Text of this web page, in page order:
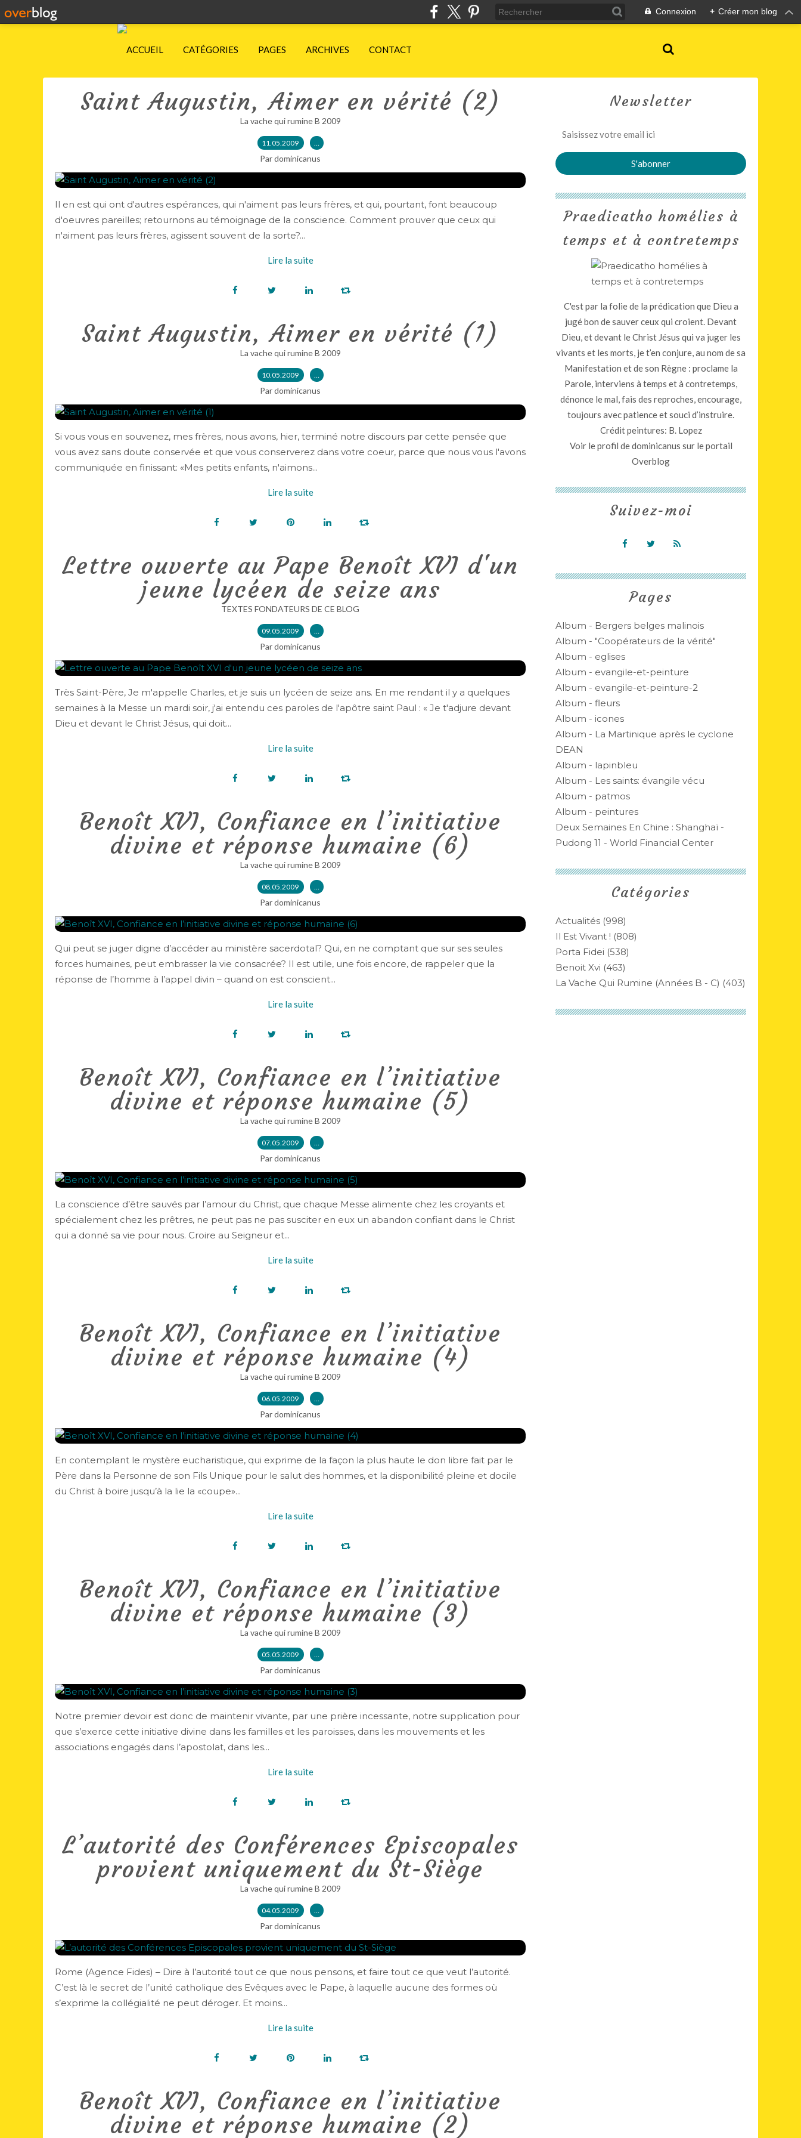
Connexion + Créer mon blog
ACCUEIL CATÉGORIES PAGES ARCHIVES CONTACT
Saint Augustin, Aimer en vérité (2)
La vache qui rumine B 2009
11.05.2009 …
Par dominicanus
Il en est qui ont d'autres espérances, qui n'aiment pas leurs frères, et qui, pourtant, font beaucoup
d'oeuvres pareilles; retournons au témoignage de la conscience. Comment prouver que ceux qui
n'aiment pas leurs frères, agissent souvent de la sorte?...
Lire la suite
Saint Augustin, Aimer en vérité (1)
La vache qui rumine B 2009
10.05.2009 …
Par dominicanus
Si vous vous en souvenez, mes frères, nous avons, hier, terminé notre discours par cette pensée que
vous avez sans doute conservée et que vous conserverez dans votre coeur, parce que nous vous l'avons
communiquée en finissant: «Mes petits enfants, n'aimons...
Lire la suite
Lettre ouverte au Pape Benoît XVI d'un
jeune lycéen de seize ans
TEXTES FONDATEURS DE CE BLOG
09.05.2009 …
Par dominicanus
Très Saint-Père, Je m'appelle Charles, et je suis un lycéen de seize ans. En me rendant il y a quelques
semaines à la Messe un mardi soir, j'ai entendu ces paroles de l'apôtre saint Paul : « Je t'adjure devant
Dieu et devant le Christ Jésus, qui doit...
Lire la suite
Benoît XVI, Confiance en l’initiative
divine et réponse humaine (6)
La vache qui rumine B 2009
08.05.2009 …
Par dominicanus
Qui peut se juger digne d’accéder au ministère sacerdotal? Qui, en ne comptant que sur ses seules
forces humaines, peut embrasser la vie consacrée? Il est utile, une fois encore, de rappeler que la
réponse de l’homme à l’appel divin – quand on est conscient...
Lire la suite
Benoît XVI, Confiance en l’initiative
divine et réponse humaine (5)
La vache qui rumine B 2009
07.05.2009 …
Par dominicanus
La conscience d’être sauvés par l’amour du Christ, que chaque Messe alimente chez les croyants et
spécialement chez les prêtres, ne peut pas ne pas susciter en eux un abandon confiant dans le Christ
qui a donné sa vie pour nous. Croire au Seigneur et...
Lire la suite
Benoît XVI, Confiance en l’initiative
divine et réponse humaine (4)
La vache qui rumine B 2009
06.05.2009 …
Par dominicanus
En contemplant le mystère eucharistique, qui exprime de la façon la plus haute le don libre fait par le
Père dans la Personne de son Fils Unique pour le salut des hommes, et la disponibilité pleine et docile
du Christ à boire jusqu’à la lie la «coupe»...
Lire la suite
Benoît XVI, Confiance en l’initiative
divine et réponse humaine (3)
La vache qui rumine B 2009
05.05.2009 …
Par dominicanus
Notre premier devoir est donc de maintenir vivante, par une prière incessante, notre supplication pour
que s’exerce cette initiative divine dans les familles et les paroisses, dans les mouvements et les
associations engagés dans l’apostolat, dans les...
Lire la suite
L’autorité des Conférences Episcopales
provient uniquement du St-Siège
La vache qui rumine B 2009
04.05.2009 …
Par dominicanus
Rome (Agence Fides) – Dire à l’autorité tout ce que nous pensons, et faire tout ce que veut l’autorité.
C’est là le secret de l’unité catholique des Evêques avec le Pape, à laquelle aucune des formes où
s’exprime la collégialité ne peut déroger. Et moins...
Lire la suite
Benoît XVI, Confiance en l’initiative
divine et réponse humaine (2)
Newsletter
Catégories
Actualités (998)
Il Est Vivant ! (808)
Porta Fidei (538)
Benoit Xvi (463)
La Vache Qui Rumine (années B - C) (403)
Pages
Album - Bergers belges malinois
Album - "Coopérateurs de la vérité"
Album - eglises
Album - evangile-et-peinture
Album - evangile-et-peinture-2
Album - fleurs
Album - icones
Album - La Martinique après le cyclone
DEAN
Album - lapinbleu
Album - Les saints: évangile vécu
Album - patmos
Album - peintures
Deux Semaines En Chine : Shanghaï -
Pudong 11 - World Financial Center
Praedicatho homélies à
temps et à contretemps
C'est par la folie de la prédication que Dieu a
jugé bon de sauver ceux qui croient. Devant
Dieu, et devant le Christ Jésus qui va juger les
vivants et les morts, je t’en conjure, au nom de sa
Manifestation et de son Règne : proclame la
Parole, interviens à temps et à contretemps,
dénonce le mal, fais des reproches, encourage,
toujours avec patience et souci d’instruire.
Crédit peintures: B. Lopez
Voir le profil dedominicanus sur le portail
Overblog
Suivez-moi